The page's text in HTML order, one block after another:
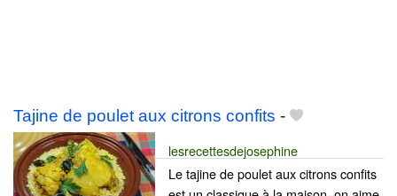
Tajine de poulet aux citrons confits -
lesrecettesdejosephine
Le tajine de poulet aux citrons confits